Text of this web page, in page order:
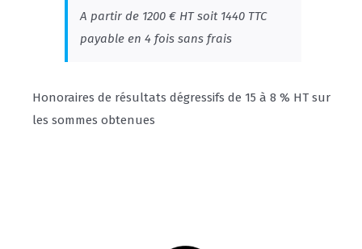
A partir de 1200 € HT soit 1440 TTC
payable en 4 fois sans frais
Honoraires de résultats dégressifs de 15 à 8 % HT sur
les sommes obtenues